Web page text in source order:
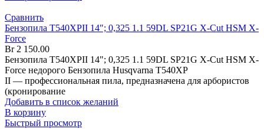
Сравнить
Бензопила T540XPII 14″; 0,325 1.1 59DL SP21G X-Cut HSM X-
Force
Br2 150.00
Бензопила T540XPII 14"; 0,325 1.1 59DL SP21G X-Cut HSM X-
Force недорого Бензопила Husqvarna T540XP
II — профессиональная пила, предназначена для арбористов
(кронирование
Добавить в список желаний
В корзину
Быстрый просмотр